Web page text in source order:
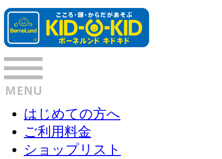
はじめての方へ
ご利用料金
ショップリスト